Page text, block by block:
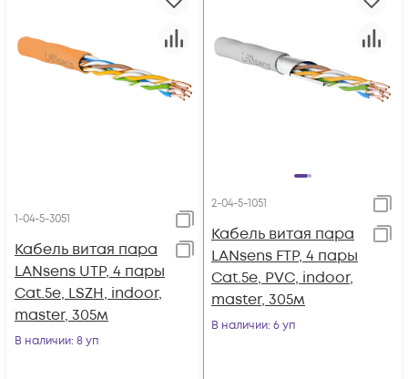
1-04-5-3051
Кабель витая пара
LANsens UTP, 4 пары
Cat.5e, LSZH, indoor,
master, 305м
В наличии: 8 уп
2-04-5-1051
Кабель витая пара
LANsens FTP, 4 пары
Cat.5e, PVC, indoor,
master, 305м
В наличии: 6 уп